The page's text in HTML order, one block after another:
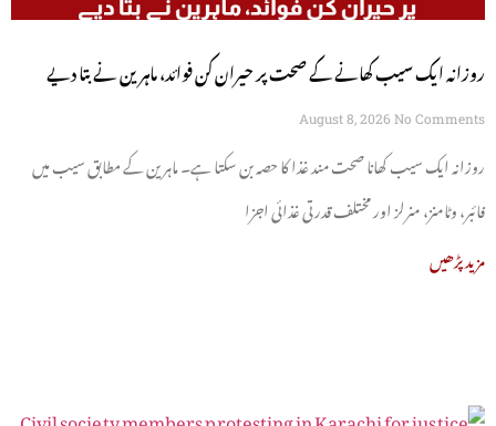
روزانہ ایک سیب کھانے کے صحت پر حیران کن فوائد، ماہرین نے بتا دیے
August 8, 2026 No Comments
روزانہ ایک سیب کھانا صحت مند غذا کا حصہ بن سکتا ہے۔ ماہرین کے مطابق سیب میں
فائبر، وٹامنز، منرلز اور مختلف قدرتی غذائی اجزا
مزید پڑھیں